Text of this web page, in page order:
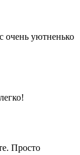
очень уютненько
Просто